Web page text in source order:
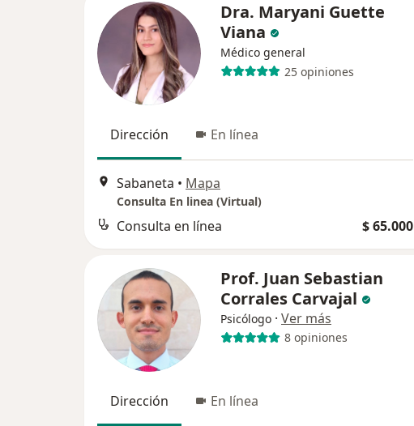
Dra. Maryani Guette
Viana
Médico general
25 opiniones
Dirección En línea
Sabaneta • Mapa
Consulta En linea (Virtual)
Consulta en línea $ 65.000
Prof. Juan Sebastian
Corrales Carvajal
Psicólogo · Ver más
8 opiniones
Dirección En línea